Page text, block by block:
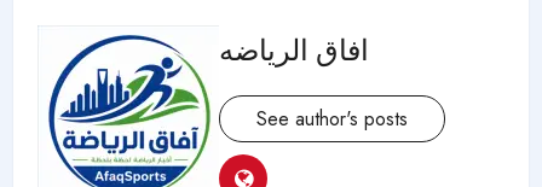
افاق الرياضه
See author's posts